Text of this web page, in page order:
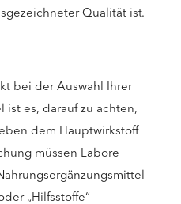
Qualität ist.
bei der Auswahl Ihrer
ist es, darauf zu achten,
dem Hauptwirkstoff
müssen Labore
„Hilfsstoffe“